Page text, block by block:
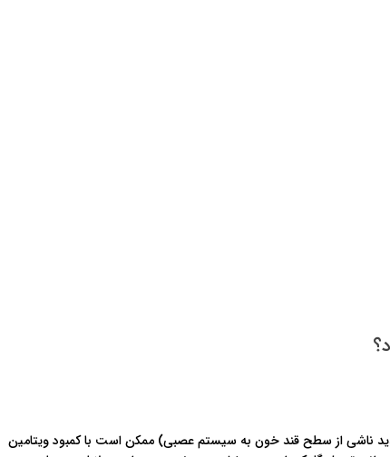
ناشی از سطح قند خون به سیستم عصبی) ممکن است با کمبود ویتامین